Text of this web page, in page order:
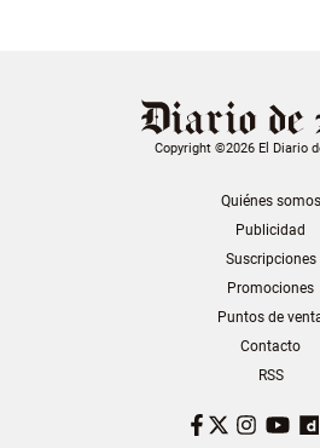
Copyright ©2026 El Diario
Quiénes somos
Publicidad
Suscripciones
Promociones
Puntos de
Contacto
RSS
Facebook
Twitter